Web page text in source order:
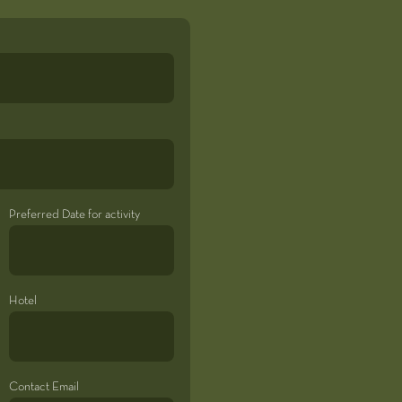
Preferred Date for activity
Hotel
Contact Email